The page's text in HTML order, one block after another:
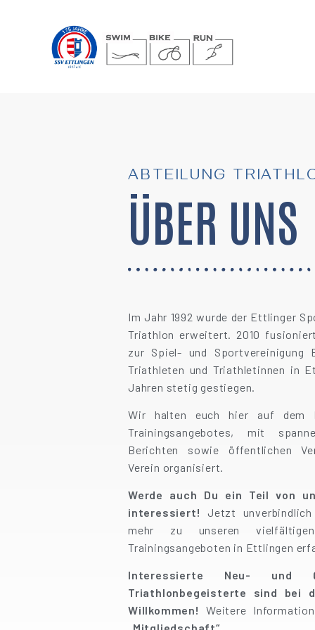
ABTEILUNG
ÜBER UNS
Im Jahr 1992 wurde der Ettlinger
Triathlon erweitert. 2010
zur Spiel- und Sportvereinigung
Triathleten und Triathletinnen in
Jahren stetig gestiegen.
Wir halten euch hier auf dem
Trainingsangebotes, mit
Berichten sowie öffentlichen
Verein organisiert.
Werde auch Du ein Teil von
interessiert!
Jetzt
mehr zu unseren
Trainingsangeboten in Ettlingen
Interessierte Neu- und
Triathlonbegeisterte sind bei
Willkommen!Weitere